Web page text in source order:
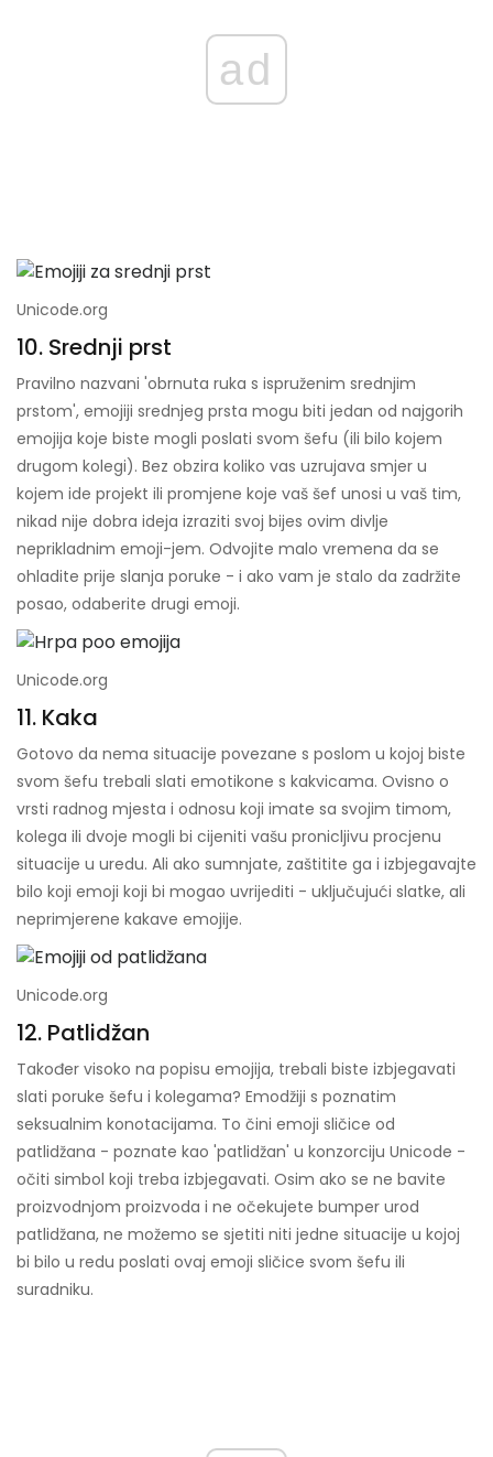
ad
Unicode.org
10. Srednji prst
Pravilno nazvani 'obrnuta ruka s ispruženim srednjim
prstom', emojiji srednjeg prsta mogu biti jedan od najgorih
emojija koje biste mogli poslati svom šefu (ili bilo kojem
drugom kolegi). Bez obzira koliko vas uzrujava smjer u
kojem ide projekt ili promjene koje vaš šef unosi u vaš tim,
nikad nije dobra ideja izraziti svoj bijes ovim divlje
neprikladnim emoji-jem. Odvojite malo vremena da se
ohladite prije slanja poruke - i ako vam je stalo da zadržite
posao, odaberite drugi emoji.
Unicode.org
11. Kaka
Gotovo da nema situacije povezane s poslom u kojoj biste
svom šefu trebali slati emotikone s kakvicama. Ovisno o
vrsti radnog mjesta i odnosu koji imate sa svojim timom,
kolega ili dvoje mogli bi cijeniti vašu pronicljivu procjenu
situacije u uredu. Ali ako sumnjate, zaštitite ga i izbjegavajte
bilo koji emoji koji bi mogao uvrijediti - uključujući slatke, ali
neprimjerene kakave emojije.
Unicode.org
12. Patlidžan
Također visoko na popisu emojija, trebali biste izbjegavati
slati poruke šefu i kolegama? Emodžiji s poznatim
seksualnim konotacijama. To čini emoji sličice od
patlidžana - poznate kao 'patlidžan' u konzorciju Unicode -
očiti simbol koji treba izbjegavati. Osim ako se ne bavite
proizvodnjom proizvoda i ne očekujete bumper urod
patlidžana, ne možemo se sjetiti niti jedne situacije u kojoj
bi bilo u redu poslati ovaj emoji sličice svom šefu ili
suradniku.